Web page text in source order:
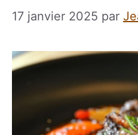
17 janvier 2025 par